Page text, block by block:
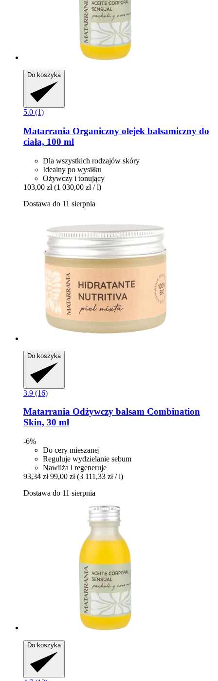
Do koszyka
5.0 (1)
Matarrania Organiczny olejek balsamiczny do
ciała, 100 ml
Dla wszystkich rodzajów skóry
Idealny po wysiłku
Ożywczy i tonujący
103,00 zł (1 030,00 zł / l)
Dostawa do 11 sierpnia
Do koszyka
3.9 (16)
Matarrania Odżywczy balsam Combination
Skin, 30 ml
-6%
Do cery mieszanej
Reguluje wydzielanie sebum
Nawilża i regeneruje
93,34 zł 99,00 zł (3 111,33 zł / l)
Dostawa do 11 sierpnia
Do koszyka